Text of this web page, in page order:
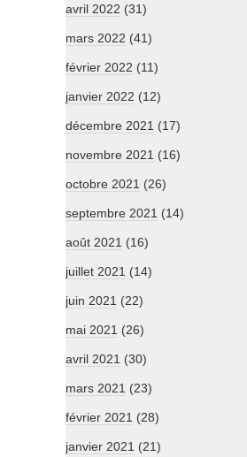
avril 2022 (31)
mars 2022 (41)
février 2022 (11)
janvier 2022 (12)
décembre 2021 (17)
novembre 2021 (16)
octobre 2021 (26)
septembre 2021 (14)
août 2021 (16)
juillet 2021 (14)
juin 2021 (22)
mai 2021 (26)
avril 2021 (30)
mars 2021 (23)
février 2021 (28)
janvier 2021 (21)